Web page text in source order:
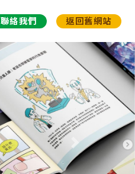
聯絡我們 返回舊網站
下一個